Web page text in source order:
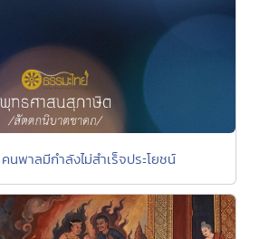
พาลมีกำลังไม่สำเร็จประโยชน์